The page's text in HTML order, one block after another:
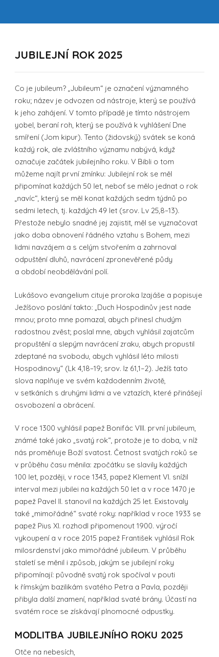
JUBILEJNÍ ROK 2025
Co je jubileum? „Jubileum“ je označení významného
roku; název je odvozen od nástroje, který se používá
k jeho zahájení. V tomto případě je tímto nástrojem
yobel, beraní roh, který se používá k vyhlášení Dne
smíření (Jom kipur). Tento (židovský) svátek se koná
každý rok, ale zvláštního významu nabývá, když
označuje začátek jubilejního roku. V Bibli o tom
můžeme najít první zmínku: Jubilejní rok se měl
připomínat každých 50 let, neboť se mělo jednat o rok
„navíc“, který se měl konat každých sedm týdnů po
sedmi letech, tj. každých 49 let (srov. Lv 25,8–13).
Přestože nebylo snadné jej zajistit, měl se vyznačovat
jako doba obnovení řádného vztahu s Bohem, mezi
lidmi navzájem a s celým stvořením a zahrnoval
odpuštění dluhů, navrácení zpronevěřené půdy
a období neobdělávání polí.
Lukášovo evangelium cituje proroka Izajáše a popisuje
Ježíšovo poslání takto: „Duch Hospodinův jest nade
mnou; proto mne pomazal, abych přinesl chudým
radostnou zvěst; poslal mne, abych vyhlásil zajatcům
propuštění a slepým navrácení zraku, abych propustil
zdeptané na svobodu, abych vyhlásil léto milosti
Hospodinovy“ (Lk 4,18–19; srov. Iz 61,1–2). Ježíš tato
slova naplňuje ve svém každodenním životě,
v setkáních s druhými lidmi a ve vztazích, které přinášejí
osvobození a obrácení.
V roce 1300 vyhlásil papež Bonifác VIII. první jubileum,
známé také jako „svatý rok“, protože je to doba, v níž
nás proměňuje Boží svatost. Četnost svatých roků se
v průběhu času měnila: zpočátku se slavily každých
100 let, později, v roce 1343, papež Klement VI. snížil
interval mezi jubilei na každých 50 let a v roce 1470 je
papež Pavel II. stanovil na každých 25 let. Existovaly
také „mimořádné“ svaté roky: například v roce 1933 se
papež Pius XI. rozhodl připomenout 1900. výročí
vykoupení a v roce 2015 papež František vyhlásil Rok
milosrdenství jako mimořádné jubileum. V průběhu
staletí se měnil i způsob, jakým se jubilejní roky
připomínají: původně svatý rok spočíval v pouti
k římským bazilikám svatého Petra a Pavla, později
přibyla další znamení, například svaté brány. Účastí na
svatém roce se získávají plnomocné odpustky.
MODLITBA JUBILEJNÍHO ROKU 2025
Otče na nebesích,